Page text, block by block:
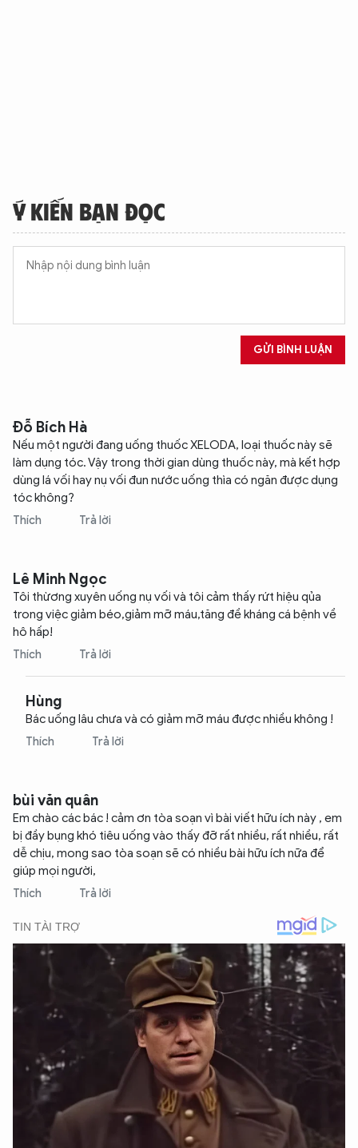
Ý KIẾN BẠN ĐỌC
GỬI BÌNH LUẬN
Đỗ Bích Hà
Nếu một người đang uống thuốc XELODA, loại thuốc này sẽ
làm dụng tóc. Vậy trong thời gian dùng thuốc này, mà kết hợp
dùng lá vối hay nụ vối đun nước uống thìa có ngăn được dụng
tóc không?
Thích Trả lời
Lê Minh Ngọc
Tôi thừơng xuyên uống nụ vối và tôi cảm thấy rứt hiệu qủa
trong việc giảm béo,giảm mỡ máu,tăng đề kháng cá bệnh về
hô hấp!
Thích Trả lời
Hùng
Bác uống lâu chưa và có giảm mỡ máu được nhiều không !
Thích Trả lời
bùi văn quân
Em chào các bác ! cảm ơn tòa soạn vì bài viết hữu ích này , em
bị đầy bụng khó tiêu uống vào thấy đỡ rất nhiều, rất nhiều, rất
dễ chịu, mong sao tòa soạn sẽ có nhiều bài hữu ích nữa để
giúp mọi người,
Thích Trả lời